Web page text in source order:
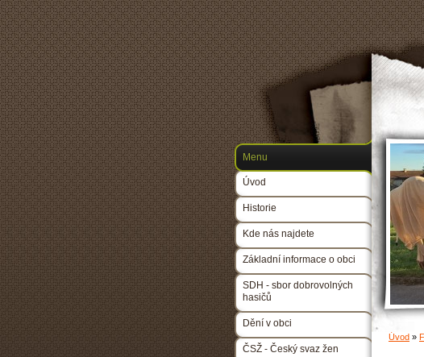
Úvod »
Menu
Úvod
Historie
Kde nás najdete
Základní informace o obci
SDH - sbor dobrovolných
hasičů
Dění v obci
ČSŽ - Český svaz žen